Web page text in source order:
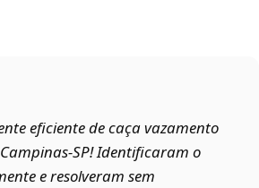
eficiente de caça vazamento
Identificaram o
e resolveram sem